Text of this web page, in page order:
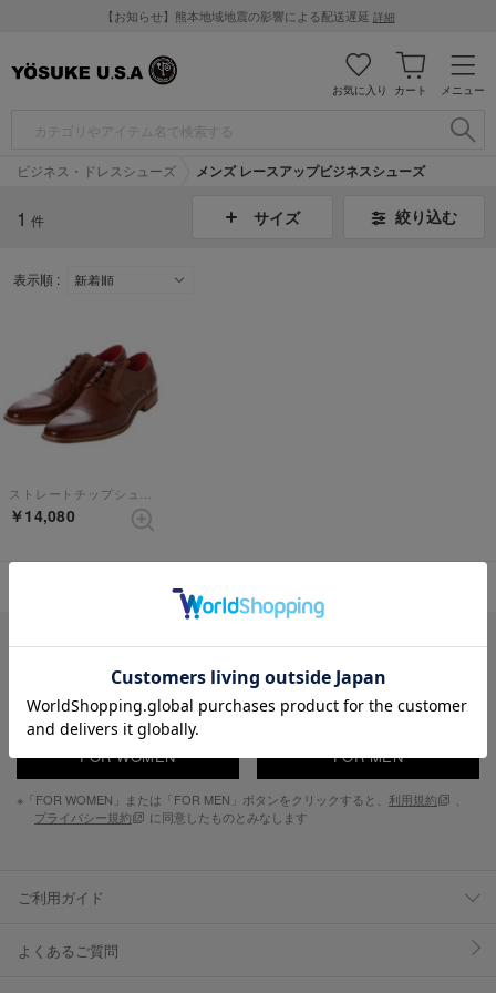
【お知らせ】熊本地域地震の影響による配送遅延 詳細
メニュー
カート
お気に入り
ビジネス・ドレスシューズ メンズ レースアップビジネスシューズ
1 件 サイズ 絞り込む
表示順 :
￥14,080
FOR WOMEN FOR MEN
※「FOR WOMEN」または「FOR MEN」ボタンをクリックすると、 利用規約
プライバシー規約
に同意したものとみなします
ご利用ガイド
よくあるご質問